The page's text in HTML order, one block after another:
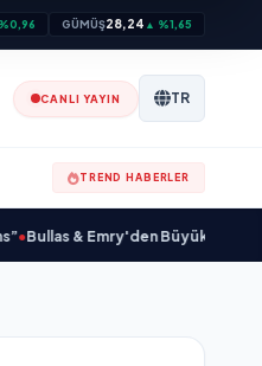
GÜMÜŞ28,24 ▲ %1,65
CANLI YAYIN TR
TREND HABERLER
& Emry'den Büyük Sürpriz! "Kaç